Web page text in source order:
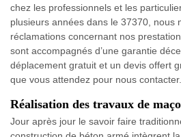
chez les professionnels et les
plusieurs années dans le 37370, nous
réclamations concernant nos
sont accompagnés d’une garantie
déplacement gratuit et un devis offert
que vous attendez pour nous contacter.
Réalisation des travaux de
Jour après jour le savoir faire